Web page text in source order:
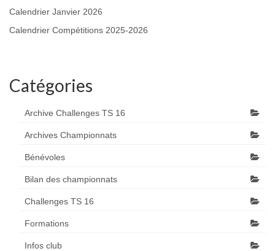
Calendrier Janvier 2026
Calendrier Compétitions 2025-2026
Catégories
Archive Challenges TS 16
Archives Championnats
Bénévoles
Bilan des championnats
Challenges TS 16
Formations
Infos club